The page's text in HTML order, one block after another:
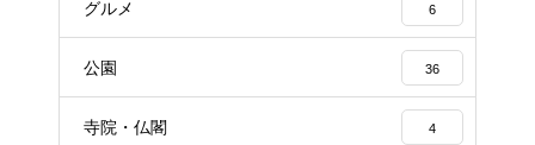
グルメ 6
公園 36
寺院・仏閣 4